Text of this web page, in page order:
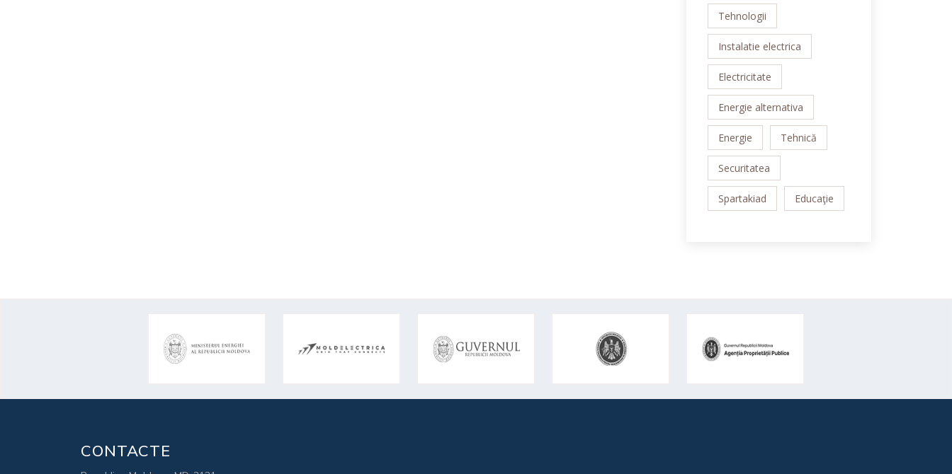
Tehnologii
Instalatie electrica
Electricitate
Energie alternativa
Energie Tehnică
Securitatea
Spartakiad Educaţie
CONTACTE